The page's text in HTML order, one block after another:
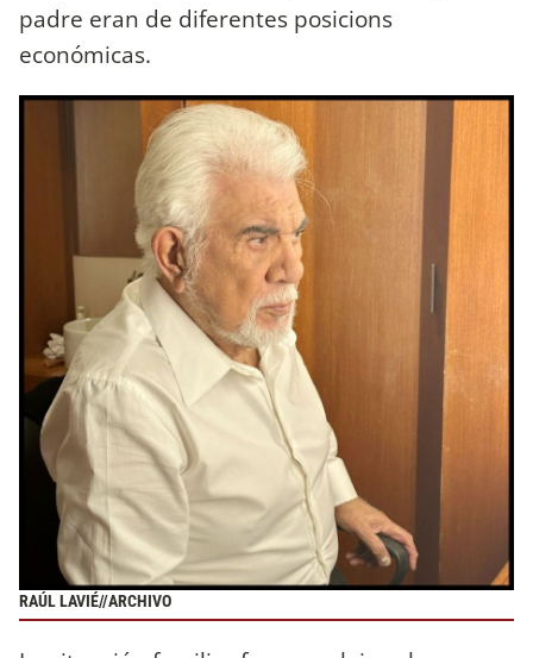
padre eran de diferentes posicions
económicas.
RAÚL LAVIÉ//ARCHIVO